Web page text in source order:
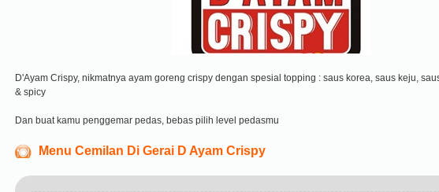
D'Ayam Crispy, nikmatnya ayam goreng crispy dengan spesial topping : saus korea, saus keju,
& spicy
Dan buat kamu penggemar pedas, bebas pilih level pedasmu
Menu Cemilan Di Gerai D Ayam Crispy